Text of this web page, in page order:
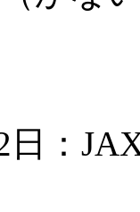
日：